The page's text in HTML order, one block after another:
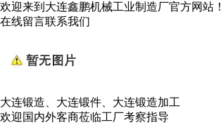
欢迎来到大连鑫鹏机械工业制造厂官方网站！
在线留言联系我们
大连锻造、大连锻件、大连锻造加工
欢迎国内外客商莅临工厂考察指导